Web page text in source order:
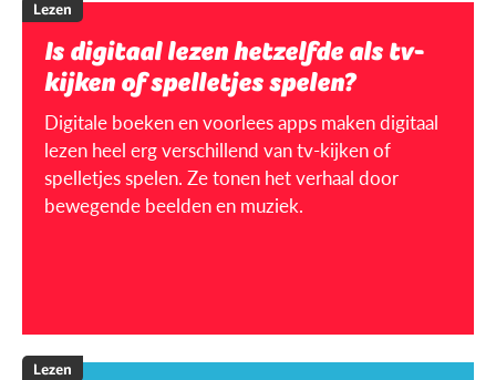
Lezen
Is digitaal lezen hetzelfde als tv-
kijken of spelletjes spelen?
Digitale boeken en voorlees apps maken digitaal
lezen heel erg verschillend van tv-kijken of
spelletjes spelen. Ze tonen het verhaal door
bewegende beelden en muziek.
Lezen